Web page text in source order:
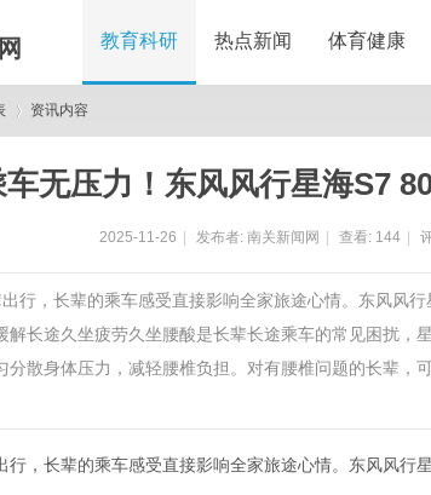
教育科研 热点新闻 体育健康
资讯内容
无压力！东风风行星海S7
2025-11-26 发布者: 南关新闻网 查看: 144
行，长辈的乘车感受直接影响全家旅途心情。东风风
解长途久坐疲劳久坐腰酸是长辈长途乘车的常见困扰，
分散身体压力，减轻腰椎负担。对有腰椎问题的长辈，
长辈的乘车感受直接影响全家旅途心情。东风风行